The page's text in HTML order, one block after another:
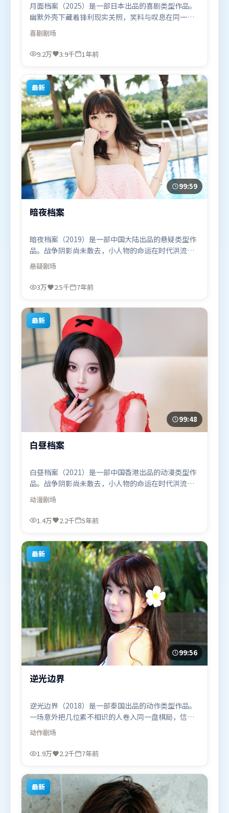
月面档案（2025）是一部日本出品的喜剧类型作品。
幽默外壳下藏着锋利现实关照，笑料与叹息在同一场
景里并存。高潮段落信息密度高，情绪释放与主题回
扣同时完成。由许鞍华执导，古天乐、刘德华、托尼
·贾，雷佳音、李政宰等联袂出演。影片于2025年7
题材的观众观看。
喜剧剧场
9.2万 3.9千 1年前
最新
99:59
暗夜档案
暗夜档案（2019）是一部中国大陆出品的悬疑类型作
品。战争阴影尚未散去，小人物的命运在时代洪流里
被轻轻托起又放下。动作场面设计讲究空间与节奏，
文戏部分同样扎实耐嚼。由杜琪峰执导，周迅、梁朝
伟、全智贤，托尼·贾等联袂出演。影片于2019年1
疑题材的观众观看。
悬疑剧场
3万 2.5千 7年前
最新
99:48
白昼档案
白昼档案（2021）是一部中国香港出品的动漫类型作
品。战争阴影尚未散去，小人物的命运在时代洪流里
被轻轻托起又放下。高潮段落信息密度高，情绪释放
与主题回扣同时完成。由是枝裕和执导，黄政民、孙
艺珍、章子怡，全智贤、刘亦菲、汤姆·哈迪等联袂
区首映上线，适合喜欢动漫题材的观众观看。
动漫剧场
1.4万 2.2千 5年前
最新
99:56
逆光边界
逆光边界（2018）是一部泰国出品的动作类型作品。
一场意外把几位素不相识的人卷入同一盘棋局，信任
与背叛交替上演。高潮段落信息密度高，情绪释放与
主题回扣同时完成。由林超贤执导，汤姆·哈迪、堺
雅人、秦海璐，沈腾等联袂出演。影片于2018年10月
材的观众观看。
动作剧场
1.9万 2.2千 7年前
最新